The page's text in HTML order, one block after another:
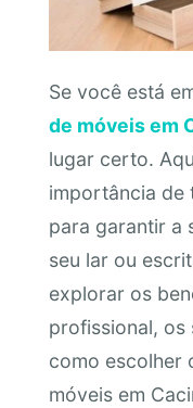
Se você está
de móveis em
lugar certo.
importância de
para garantir a
seu lar ou
explorar os
profissional,
como escolher
móveis em